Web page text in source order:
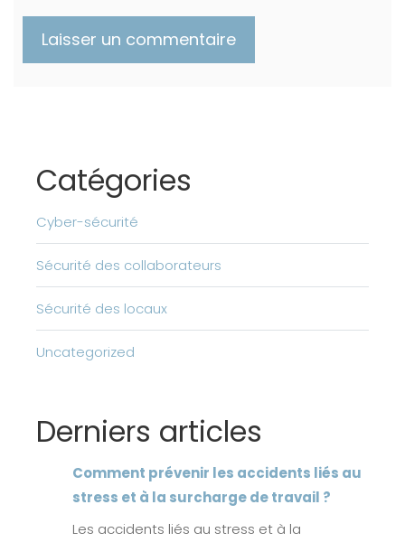
Catégories
Cyber-sécurité
Sécurité des collaborateurs
Sécurité des locaux
Uncategorized
Derniers articles
Comment prévenir les accidents liés au
stress et à la surcharge de travail ?
Les accidents liés au stress et à la